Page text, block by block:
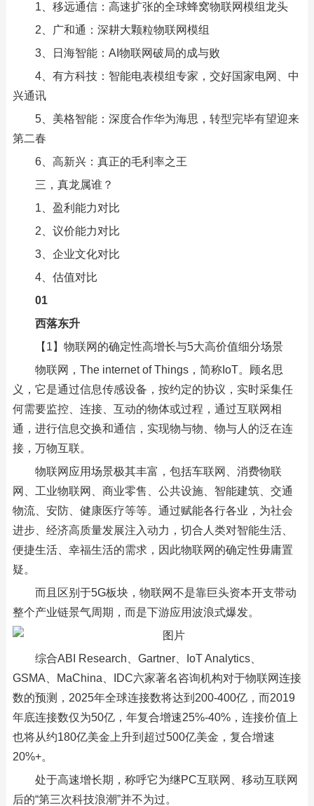
1、移远通信：高速扩张的全球蜂窝物联网模组龙头
2、广和通：深耕大颗粒物联网模组
3、日海智能：AI物联网破局的成与败
4、有方科技：智能电表模组专家，交好国家电网、中
兴通讯
5、美格智能：深度合作华为海思，转型完毕有望迎来
第二春
6、高新兴：真正的毛利率之王
三，真龙属谁？
1、盈利能力对比
2、议价能力对比
3、企业文化对比
4、估值对比
01
西落东升
【1】物联网的确定性高增长与5大高价值细分场景
物联网，The internet of Things，简称IoT。顾名思
义，它是通过信息传感设备，按约定的协议，实时采集任
何需要监控、连接、互动的物体或过程，通过互联网相
通，进行信息交换和通信，实现物与物、物与人的泛在连
接，万物互联。
物联网应用场景极其丰富，包括车联网、消费物联
网、工业物联网、商业零售、公共设施、智能建筑、交通
物流、安防、健康医疗等等。通过赋能各行各业，为社会
进步、经济高质量发展注入动力，切合人类对智能生活、
便捷生活、幸福生活的需求，因此物联网的确定性毋庸置
疑。
而且区别于5G板块，物联网不是靠巨头资本开支带动
整个产业链景气周期，而是下游应用波浪式爆发。
综合ABI Research、Gartner、IoT Analytics、
GSMA、MaChina、IDC六家著名咨询机构对于物联网连接
数的预测，2025年全球连接数将达到200-400亿，而2019
年底连接数仅为50亿，年复合增速25%-40%，连接价值上
也将从约180亿美金上升到超过500亿美金，复合增速
20%+。
处于高速增长期，称呼它为继PC互联网、移动互联网
后的“第三次科技浪潮”并不为过。